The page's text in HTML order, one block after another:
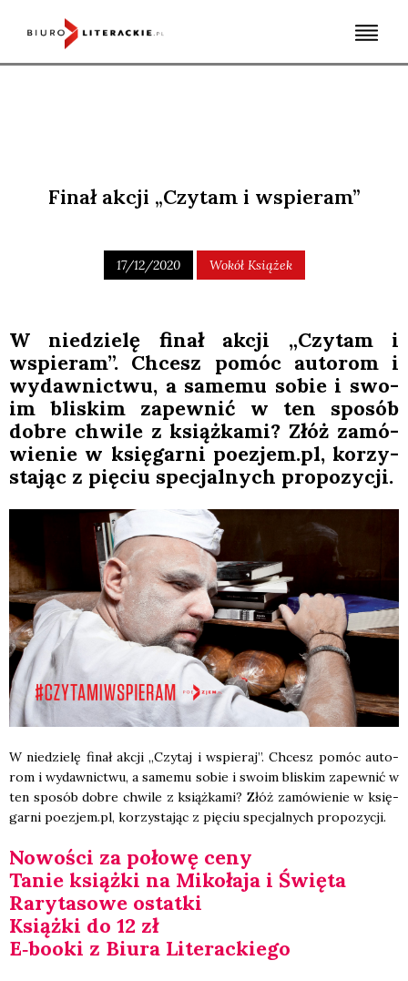
Finał akcji „Czytam i wspieram”
17/12/2020 Wokół Książek
W nie­dzie­lę finał akcji „Czy­tam i
wspie­ram”. Chcesz pomóc auto­rom i
wydaw­nic­twu, a same­mu sobie i swo­
im bli­skim zapew­nić w ten spo­sób
dobre chwi­le z książ­ka­mi? Złóż zamó­
wie­nie w księ­gar­ni poezjem.pl, korzy­
sta­jąc z pię­ciu spe­cjal­nych pro­po­zy­cji.
W nie­dzie­lę finał akcji „Czy­taj i wspie­raj”. Chcesz pomóc auto­
rom i wydaw­nic­twu, a same­mu sobie i swo­im bli­skim zapew­nić w
ten spo­sób dobre chwi­le z książ­ka­mi? Złóż zamó­wie­nie w księ­
gar­ni poezjem.pl, korzy­sta­jąc z pię­ciu spe­cjal­nych pro­po­zy­cji.
Nowo­ści za poło­wę ceny
Tanie książ­ki na Miko­ła­ja i Świę­ta
Rary­ta­so­we ostat­ki
Książ­ki do 12 zł
E‑booki z Biu­ra Lite­rac­kie­go